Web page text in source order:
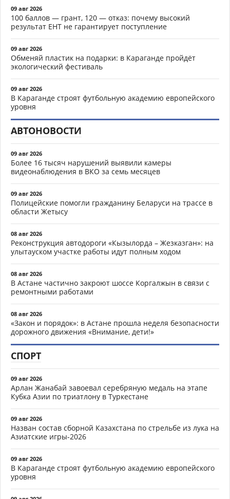
09 авг 2026
100 баллов — грант, 120 — отказ: почему высокий
результат ЕНТ не гарантирует поступление
09 авг 2026
Обменяй пластик на подарки: в Караганде пройдёт
экологический фестиваль
09 авг 2026
В Караганде строят футбольную академию европейского
уровня
АВТОНОВОСТИ
09 авг 2026
Более 16 тысяч нарушений выявили камеры
видеонаблюдения в ВКО за семь месяцев
09 авг 2026
Полицейские помогли гражданину Беларуси на трассе в
области Жетысу
08 авг 2026
Реконструкция автодороги «Кызылорда – Жезказган»: на
улытауском участке работы идут полным ходом
08 авг 2026
В Астане частично закроют шоссе Коргалжын в связи с
ремонтными работами
08 авг 2026
«Закон и порядок»: в Астане прошла неделя безопасности
дорожного движения «Внимание, дети!»
СПОРТ
09 авг 2026
Арлан Жанабай завоевал серебряную медаль на этапе
Кубка Азии по триатлону в Туркестане
09 авг 2026
Назван состав сборной Казахстана по стрельбе из лука на
Азиатские игры-2026
09 авг 2026
В Караганде строят футбольную академию европейского
уровня